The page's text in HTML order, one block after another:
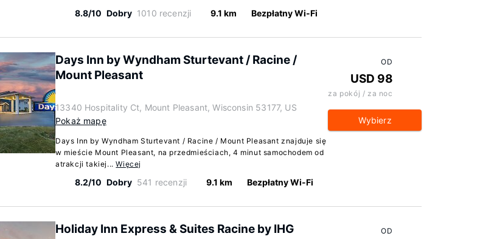
8.8/10 Dobry 1010 recenzji 9.1 km Bezpłatny Wi-Fi
Days Inn by Wyndham Sturtevant / Racine /
Mount Pleasant
13340 Hospitality Ct, Mount Pleasant, Wisconsin 53177, US
Pokaż mapę
Days Inn by Wyndham Sturtevant / Racine / Mount Pleasant znajduje się
w mieście Mount Pleasant, na przedmieściach, 4 minut samochodem od
atrakcji takiej...Więcej
8.2/10 Dobry 541 recenzji 9.1 km Bezpłatny Wi-Fi
OD
USD 98
za pokój / za noc
Wybierz
Holiday Inn Express & Suites Racine by IHG OD